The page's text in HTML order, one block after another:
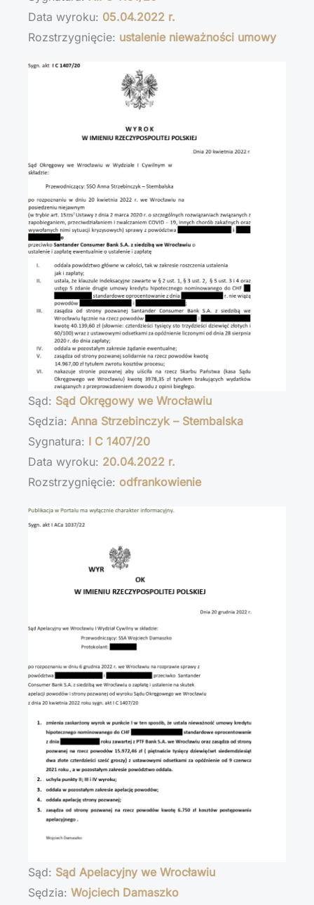
Data wyroku: 05.04.2022 r.
Rozstrzygnięcie: ustalenie nieważności umowy
Sąd: Sąd Okręgowy we Wrocławiu
Sędzia: Anna Strzebinczyk – Stembalska
Sygnatura: I C 1407/20
Data wyroku: 20.04.2022 r.
Rozstrzygnięcie: odfrankowienie
Sąd: Sąd Apelacyjny we Wrocławiu
Sędzia: Wojciech Damaszko